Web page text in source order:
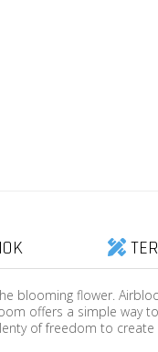
blooming flower.
offers a simple
of freedom to